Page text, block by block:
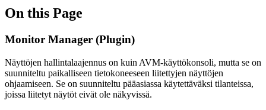
On this Page
Monitor Manager (Plugin)
Näyttöjen hallintalaajennus on kuin AVM-käyttökonsoli, mutta se on
suunniteltu paikalliseen tietokoneeseen liitettyjen näyttöjen
ohjaamiseen. Se on suunniteltu pääasiassa käytettäväksi tilanteissa,
joissa liitetyt näytöt eivät ole näkyvissä.